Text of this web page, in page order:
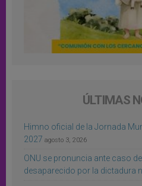
ÚLTIMAS
Himno oficial de la Jornada
2027 agosto 3, 2026
ONU se pronuncia ante caso
desaparecido por la dictadura